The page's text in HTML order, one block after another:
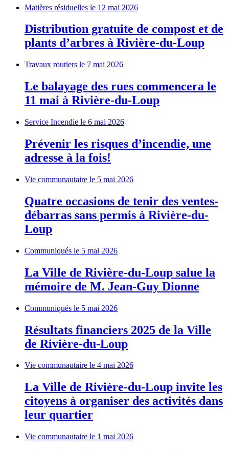
Matières résiduelles le 12 mai 2026
Distribution gratuite de compost et de
plants d’arbres à Rivière-du-Loup
Travaux routiers le 7 mai 2026
Le balayage des rues commencera le
11 mai à Rivière-du-Loup
Service Incendie le 6 mai 2026
Prévenir les risques d’incendie, une
adresse à la fois!
Vie communautaire le 5 mai 2026
Quatre occasions de tenir des ventes-
débarras sans permis à Rivière-du-
Loup
Communiqués le 5 mai 2026
La Ville de Rivière-du-Loup salue la
mémoire de M. Jean-Guy Dionne
Communiqués le 5 mai 2026
Résultats financiers 2025 de la Ville
de Rivière-du-Loup
Vie communautaire le 4 mai 2026
La Ville de Rivière-du-Loup invite les
citoyens à organiser des activités dans
leur quartier
Vie communautaire le 1 mai 2026